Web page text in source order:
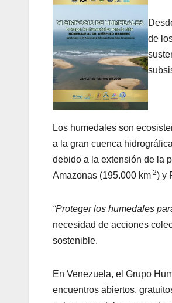
de
Los humedales son
a la gran cuenca
debido a la extensión de la
Amazonas (195.000 km 2) y
“Proteger los humedales
necesidad de acciones
sostenible.
En Venezuela, el Grupo
encuentros abiertos,